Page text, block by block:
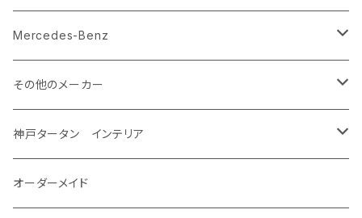
クラウンスポーツ
クラウン・マジェスタ
グランエース
コペン
マーチ
モコ
ラティオ
ラフェスタ
ジェイド
シビック
シビック タイプアール
シャトル
H12/5～H28/8 20/30系
H31/4～R7/12 50系
アイシス
H24/6～H29/12 10系
アクア
H23/12～R3/7 NHP10
R3/7～ MXPK系
アベンシス
H23/9～H30/4 270系
アリオン
R5/12〜 4人乗 TAWH15W
R6/5～ 6人乗 TAWH15W
ＬＳ４６０
H18/9～H29/10
ＬＳ６００ｈ
H19/5～H29/10
ＬＳ５００/ＬＳ５００ｈ
H29/10～
ＬＸ
H25/12～R4/7 T32
R4/7～ T33
エルグランド
H22/8～R8/7 E52
R8/7～ E53
オーラ
R3/8～ E13
ＮＶ３５０キャラバン
H24/6～ E26 3人乗
キューブ
H27/4～H30/3 YAM
クロストレック
R4/9～ GU系
サンバーバン/ディアス
H11/2～H24/2 TV系
H24/4～R4/1 S3系
サンバートラック
H24/2～H26/9 S200系
シフォン
R4/9～ KH系
ＭＡＺＤＡ２
R1/9～ DJ系
ＭＡＺＤＡ３
R1/5～ BP系
ＭＡＺＤＡ６
R1/8～ GJ系
ＭＸ－３０
H27/9～R5/6 LA250/260S
グランマックスカーゴ
R2/9～ S403/413V
グランマックストラック
R2/9～ S403/413P
コペン
H14/6～ L880/LA400K
タフト
H26/12～R3/12 HA36
R3/12～ HA37/97S
アルトラパン/アルトラパンショコラ
H20/11～ HE22/33S
アルトラパンLC
R4/6～ HE33S
イグニス
H28/2～ FF21S
エスクード
H26/2～ B11A/B30系/BA系
ｅｋスペースカスタム/ｅｋクロススペース
H26/2～ B11A/B30系
ｅｋワゴン
H25/6～ B11W/B30系
ｅｋカスタム/ｅｋクロス
H25/6～H31/3 ｅｋカスタム
ekクロスEV
H23/12～28/8 RM1/4
H30/8～R4/12 RW1/2・RT5/6 5人乗り
CR-Z
H22/2～29/1 ZF1・ZF2
NBOX/NBOXカスタム
H23/12～H29/9 JF1/2
H29/9～R5/10 JF3/4
NBOXプラス/NBOXプラスカスタム
H24/7～H29/8 JF1/2
NBOXスラッシュ
アップ
H24/10～R3/3 AA系
アルテオン
H29/10～ ３HD系
ゴルフ
H25/4～R3/4 AU系
シャラン
Mercedes-Benz
Ａクラス
H24/11～30/10
H30/10～
Ｂクラス
H24/4～R1/6
Ｃクラス
その他のメーカー
MINI
MINIクロスオーバー
神戸タータン インテリア
ラグマット
オーダーメイド